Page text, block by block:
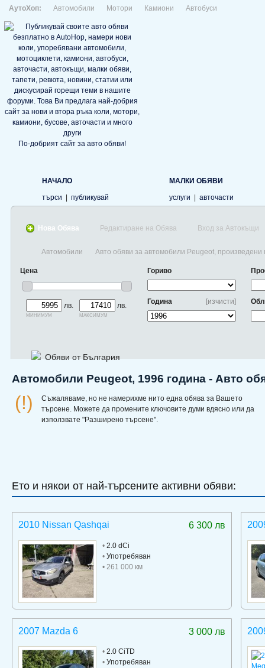
АутоХоп: Автомобили Мотори Камиони Автобуси
По-добрият сайт за авто обяви!
НАЧАЛО
търси
публикувай
МАЛКИ ОБЯВИ
услуги
авточасти
Нова Обява Редактиране на Обява Вход за Автокъщи
Автомобили Авто обяви за автомобили Peugeot, произведени
Цена
лв.
минимум
лв.
максимум
Гориво
[изчисти]
Година
Обяви от България
Автомобили Peugeot, 1996 година - Авто
(!)
Съжаляваме, но не намерихме нито една обява за Вашето
търсене. Можете да промените ключовите думи вдясно или да
използвате "Разширено търсене".
Ето и някои от най-търсените активни обяви:
6 300 лв
2010 Nissan Qashqai
• 2.0 dCi
• Употребяван
• 261 000 км
3 000 лв
2007 Mazda 6
• 2.0 CiTD
• Употребяван